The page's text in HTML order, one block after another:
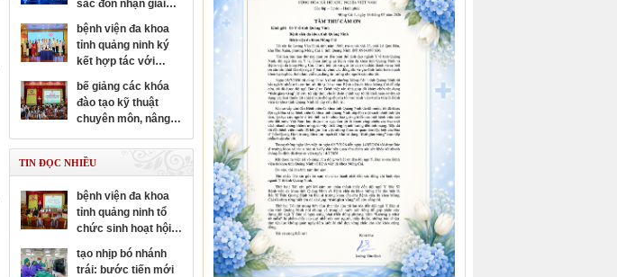
sắc đón nhận giải
thưởng kim cương
của hội đột quỵ thế
giới
bệnh viện đa khoa
tỉnh quảng ninh ký
kết hợp tác với
bệnh viện mắt trung
ương, phát triển
chuyên sâu chuyên
ngành nhãn khoa
bế giảng các khóa
đào tạo kỹ thuật
chuyên môn, nâng
sở
TIN ĐỌC NHIỀU
bệnh viện đa khoa
tỉnh quảng ninh tổ
chức sinh hoạt hội
đồng người bệnh
cấp bệnh viện
tạo nhịp bó nhánh
trái: bước tiến mới